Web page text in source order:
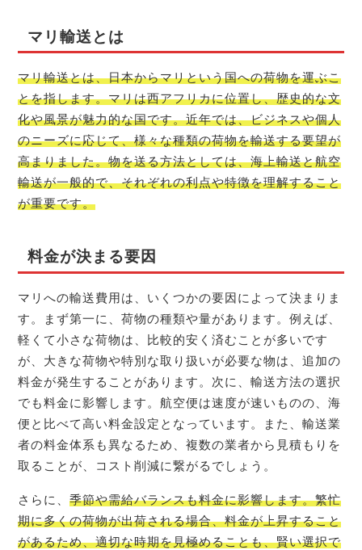
マリ輸送とは
マリ輸送とは、日本からマリという国への荷物を運ぶこ
とを指します。マリは西アフリカに位置し、歴史的な文
化や風景が魅力的な国です。近年では、ビジネスや個人
のニーズに応じて、様々な種類の荷物を輸送する要望が
高まりました。物を送る方法としては、海上輸送と航空
輸送が一般的で、それぞれの利点や特徴を理解すること
が重要です。
料金が決まる要因
マリへの輸送費用は、いくつかの要因によって決まりま
す。まず第一に、荷物の種類や量があります。例えば、
軽くて小さな荷物は、比較的安く済むことが多いです
が、大きな荷物や特別な取り扱いが必要な物は、追加の
料金が発生することがあります。次に、輸送方法の選択
でも料金に影響します。航空便は速度が速いものの、海
便と比べて高い料金設定となっています。また、輸送業
者の料金体系も異なるため、複数の業者から見積もりを
取ることが、コスト削減に繋がるでしょう。
さらに、季節や需給バランスも料金に影響します。繁忙
期に多くの荷物が出荷される場合、料金が上昇すること
があるため、適切な時期を見極めることも、賢い選択で